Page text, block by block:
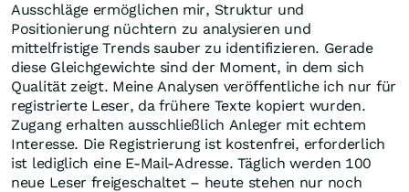
Ausschläge ermöglichen mir, Struktur und
Positionierung nüchtern zu analysieren und
mittelfristige Trends sauber zu identifizieren. Gerade
diese Gleichgewichte sind der Moment, in dem sich
Qualität zeigt. Meine Analysen veröffentliche ich nur für
registrierte Leser, da frühere Texte kopiert wurden.
Zugang erhalten ausschließlich Anleger mit echtem
Interesse. Die Registrierung ist kostenfrei, erforderlich
ist lediglich eine E-Mail-Adresse. Täglich werden 100
neue Leser freigeschaltet – heute stehen nur noch